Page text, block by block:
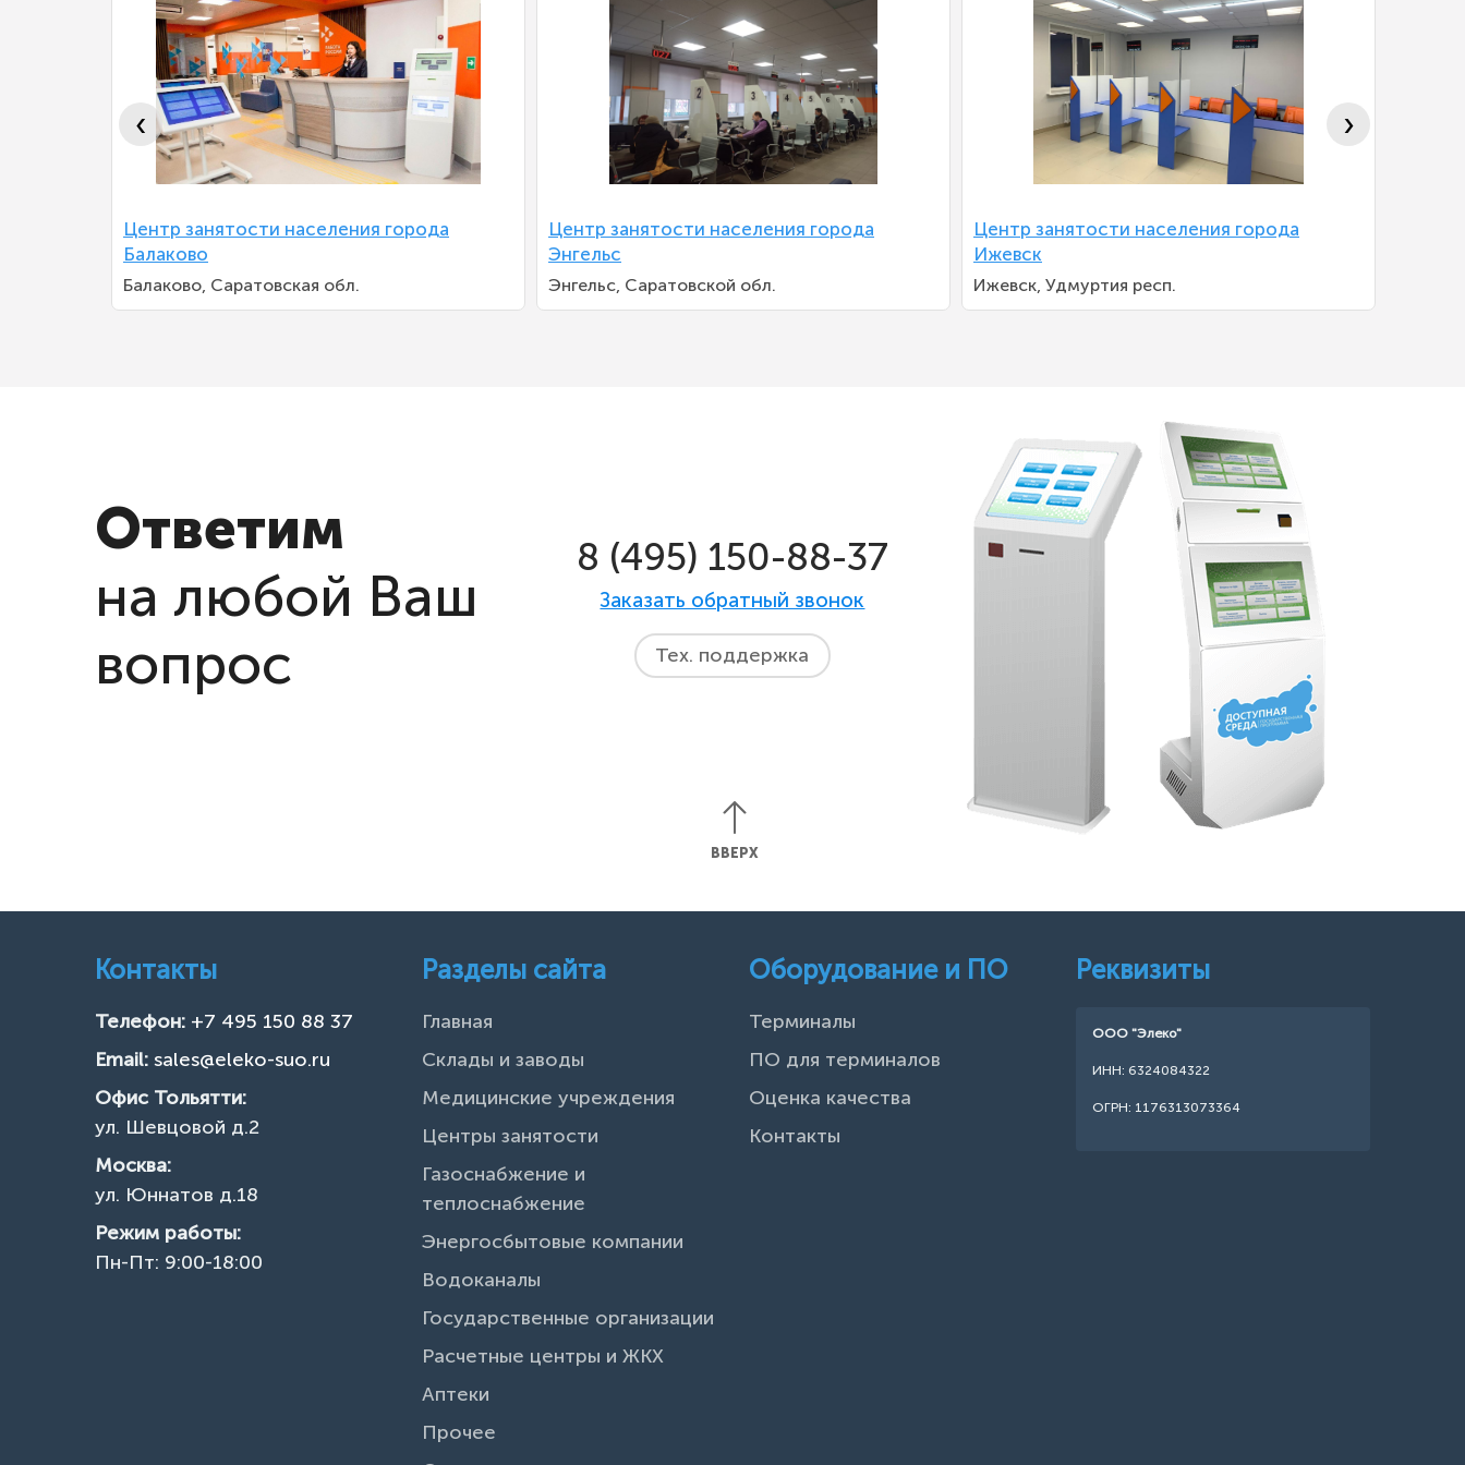
Центр занятости населения города
Балаково
Балаково, Саратовская обл.
Центр занятости населения города
Энгельс
Энгельс, Саратовской обл.
Центр занятости населения города
Ижевск
Ижевск, Удмуртия респ.
‹ ›
Ответим
на любой Ваш
вопрос
8 (495) 150-88-37
Заказать обратный звонок
Тех. поддержка
ВВЕРХ
Контакты
Телефон: +7 495 150 88 37
Email: sales@eleko-suo.ru
Офис Тольятти:
ул. Шевцовой д.2
Москва:
ул. Юннатов д.18
Режим работы:
Пн-Пт: 9:00-18:00
Разделы сайта
Главная
Склады и заводы
Медицинские учреждения
Центры занятости
Газоснабжение и
теплоснабжение
Энергосбытовые компании
Водоканалы
Государственные организации
Расчетные центры и ЖКХ
Аптеки
Прочее
Оборудование и ПО
Терминалы
ПО для терминалов
Оценка качества
Контакты
Реквизиты
ООО "Элеко"
ИНН: 6324084322
ОГРН: 1176313073364